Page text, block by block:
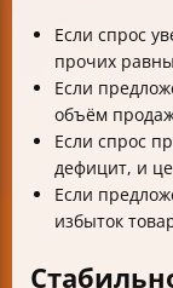
Если спрос
прочих
Если
объём
Если спрос
дефицит, и
Если
избыток